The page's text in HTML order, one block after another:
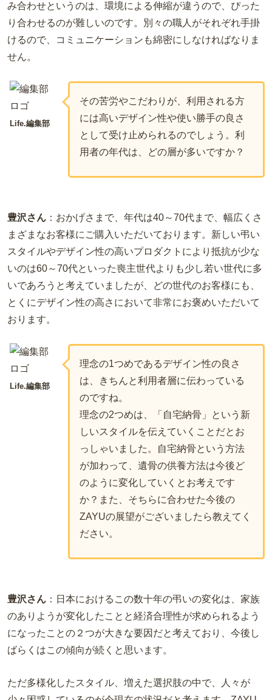
み合わせというのは、環境による伸縮が違うので、ぴった
り合わせるのが難しいのです。別々の職人がそれぞれ手掛
けるので、コミュニケーションも綿密にしなければなりま
せん。
Life.編集部
その苦労やこだわりが、利用される方
には高いデザイン性や使い勝手の良さ
として受け止められるのでしょう。利
用者の年代は、どの層が多いですか？
豊沢さん ： おかげさまで、年代は40～70代まで、幅広くさ
まざまなお客様にご購入いただいております。新しい弔い
スタイルやデザイン性の高いプロダクトにより抵抗が少な
いのは60～70代といった喪主世代よりも少し若い世代に多
いであろうと考えていましたが、どの世代のお客様にも、
とくにデザイン性の高さにおいて非常にお褒めいただいて
おります。
Life.編集部
理念の1つめであるデザイン性の良さ
は、きちんと利用者層に伝わっている
のですね。
理念の2つめは、「自宅納骨」という新
しいスタイルを伝えていくことだとお
っしゃいました。自宅納骨という方法
が加わって、遺骨の供養方法は今後ど
のように変化していくとお考えです
か？また、そちらに合わせた今後の
ZAYUの展望がございましたら教えてく
ださい。
豊沢さん ： 日本におけるこの数十年の弔いの変化は、家族
のありようが変化したことと経済合理性が求められるよう
になったことの２つが大きな要因だと考えており、今後し
ばらくはこの傾向が続くと思います。
ただ多様化したスタイル、増えた選択肢の中で、人々が